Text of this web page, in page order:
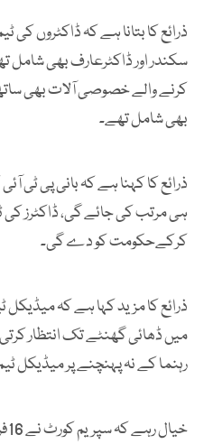
ذرائع کا بتانا ہے کہ ڈاکٹروں کی
سکندر اور ڈاکٹرعارف بھی شامل
کرنے والے خصوصی آلات بھی
بھی شامل تھے۔
ذرائع کا کہنا ہے کہ بانی پی ٹی
ہی مرتب کی جائے گی، ڈاکٹرز
کرکےحکومت کو دے گی۔
ذرائع کا مزید کہا ہے کہ میڈیکل
میں ڈھائی گھنٹے تک انتظار
رہنما کے نہ پہنچنے پر میڈیکل